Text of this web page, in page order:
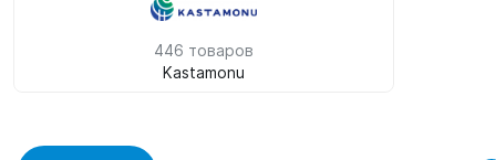
446 товаров
Kastamonu